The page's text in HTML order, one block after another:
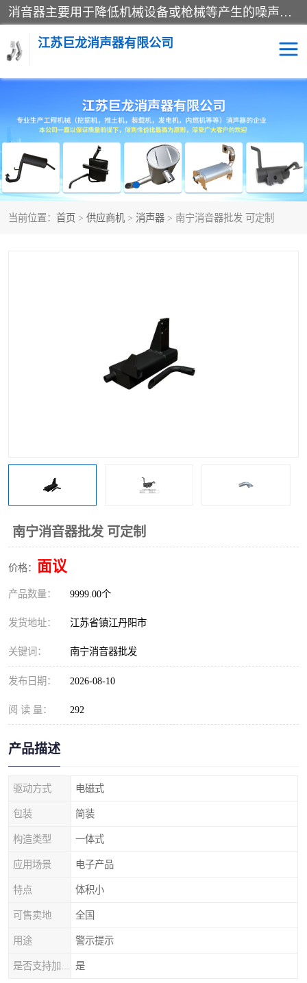
消音器主要用于降低机械设备或枪械等产生的噪声。它通过阻尼或增加排气面积来降低排气速度和功率，从而降低噪声。常见的消音器类型包括阻性消声器、抗性消声器、共振消声器以及阻抗复合式消声器等。这些消音器各有特点，适用于不同频率的噪声消除。
江苏巨龙消声器有限公司
当前位置： 首页 > 供应商机 > 消声器 > 南宁消音器批发 可定制
南宁消音器批发 可定制
价格： 面议
产品数量： 9999.00个
发货地址： 江苏省镇江丹阳市
关键词： 南宁消音器批发
发布日期： 2026-08-10
阅 读 量： 292
产品描述
驱动方式 电磁式
包装 简装
构造类型 一体式
应用场景 电子产品
特点 体积小
可售卖地 全国
用途 警示提示
是
消声器